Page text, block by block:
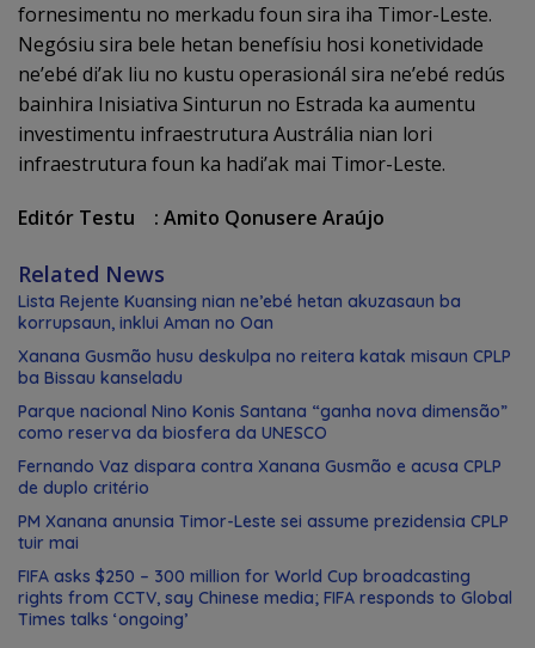
fornesimentu no merkadu foun sira iha Timor-Leste.
Negósiu sira bele hetan benefísiu hosi konetividade
ne’ebé di’ak liu no kustu operasionál sira ne’ebé redús
bainhira Inisiativa Sinturun no Estrada ka aumentu
investimentu infraestrutura Austrália nian lori
infraestrutura foun ka hadi’ak mai Timor-Leste.
Editór Testu : Amito Qonusere Araújo
Related News
Lista Rejente Kuansing nian ne’ebé hetan akuzasaun ba
korrupsaun, inklui Aman no Oan
Xanana Gusmão husu deskulpa no reitera katak misaun CPLP
ba Bissau kanseladu
Parque nacional Nino Konis Santana “ganha nova dimensão”
como reserva da biosfera da UNESCO
Fernando Vaz dispara contra Xanana Gusmão e acusa CPLP
de duplo critério
PM Xanana anunsia Timor-Leste sei assume prezidensia CPLP
tuir mai
FIFA asks $250 – 300 million for World Cup broadcasting
rights from CCTV, say Chinese media; FIFA responds to Global
Times talks ‘ongoing’